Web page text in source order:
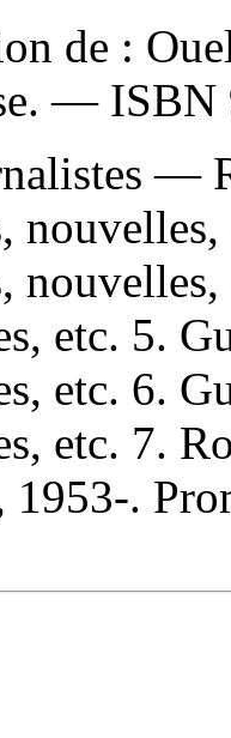
de :
— ISBN
—
etc. 5.
etc. 6.
etc. 7.
1953-.